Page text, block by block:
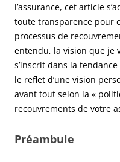
l’assurance, cet article
toute transparence pour
processus de
entendu, la vision que je
s’inscrit dans la
le reflet d’une vision
avant tout selon la «
recouvrements de votre
Préambule